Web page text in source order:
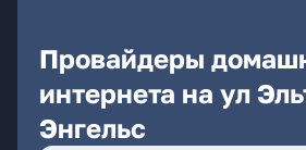
Провайдеры
интернета на ул
Энгельс